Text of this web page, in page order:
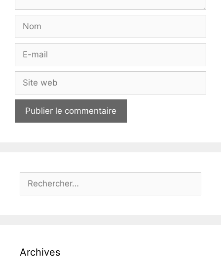
Nom
Site
web
Rechercher :
Archives